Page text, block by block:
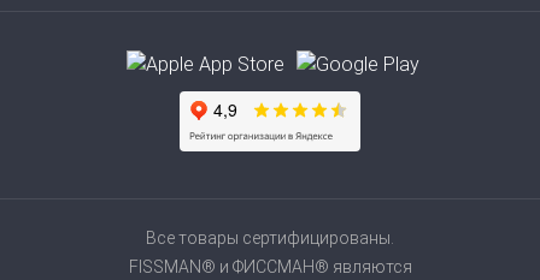
Все товары сертифицированы.
FISSMAN® и ФИССМАН® являются